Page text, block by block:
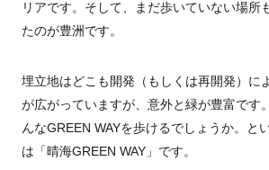
リアです。そして、まだ歩いていない場所
たのが豊洲です。
埋立地はどこも開発（もしくは再開発）に
が広がっていますが、意外と緑が豊富です
んなGREEN WAYを歩けるでしょうか。と
は「晴海GREEN WAY」です。